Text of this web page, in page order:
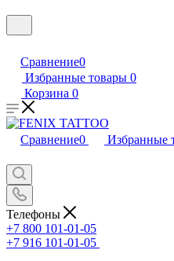
Сравнение0
Избранные товары 0
Корзина 0
Сравнение0 Избранные
Телефоны
+7 800 101-01-05
+7 916 101-01-05